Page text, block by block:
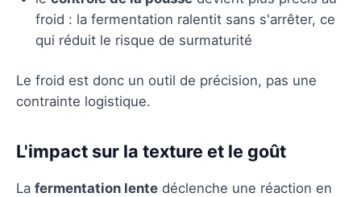
froid : la fermentation ralentit sans s'arrêter, ce
qui réduit le risque de surmaturité
Le froid est donc un outil de précision, pas une
contrainte logistique.
L'impact sur la texture et le goût
La fermentation lente déclenche une réaction en